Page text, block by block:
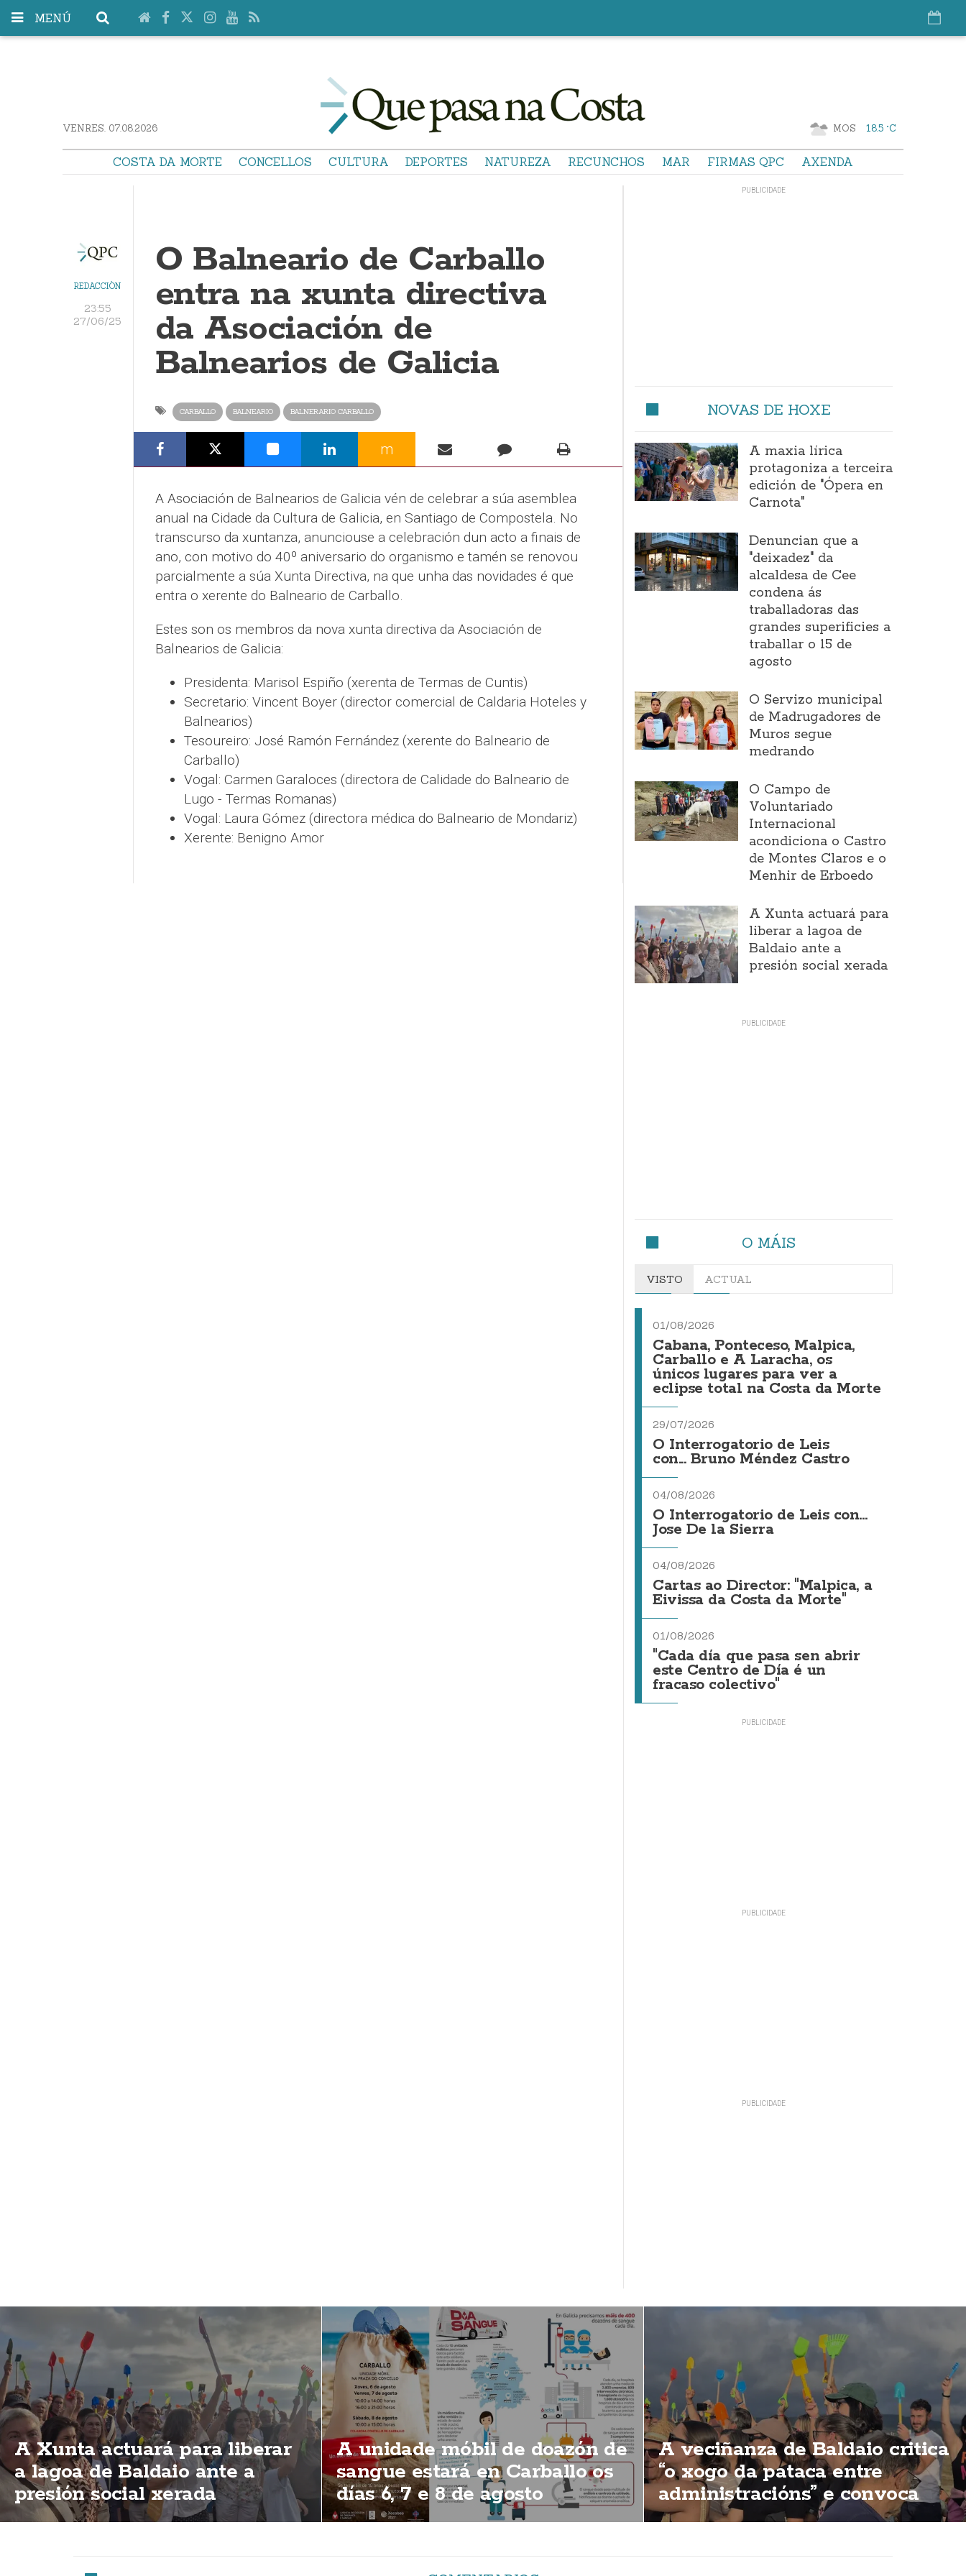
MENÚ
VENRES. 07.08.2026 MOS 18.5 °C
COSTA DA MORTE CONCELLOS CULTURA DEPORTES NATUREZA RECUNCHOS MAR FIRMAS QPC AXENDA
REDACCIÓN
23:55
27/06/25
O Balneario de Carballo
entra na xunta directiva
da Asociación de
Balnearios de Galicia
CARBALLO BALNEARIO BALNERARIO CARBALLO
m
A Asociación de Balnearios de Galicia vén de celebrar a súa asemblea
anual na Cidade da Cultura de Galicia, en Santiago de Compostela. No
transcurso da xuntanza, anunciouse a celebración dun acto a finais de
ano, con motivo do 40º aniversario do organismo e tamén se renovou
parcialmente a súa Xunta Directiva, na que unha das novidades é que
entra o xerente do Balneario de Carballo.
Estes son os membros da nova xunta directiva da Asociación de
Balnearios de Galicia:
Presidenta: Marisol Espiño (xerenta de Termas de Cuntis)
Secretario: Vincent Boyer (director comercial de Caldaria Hoteles y
Balnearios)
Tesoureiro: José Ramón Fernández (xerente do Balneario de
Carballo)
Vogal: Carmen Garaloces (directora de Calidade do Balneario de
Lugo - Termas Romanas)
Vogal: Laura Gómez (directora médica do Balneario de Mondariz)
Xerente: Benigno Amor
NOVAS DE HOXE
A maxia lírica
protagoniza a terceira
edición de "Ópera en
Carnota"
Denuncian que a
"deixadez" da
alcaldesa de Cee
condena ás
traballadoras das
grandes superificies a
traballar o 15 de
agosto
O Servizo municipal
de Madrugadores de
Muros segue
medrando
O Campo de
Voluntariado
Internacional
acondiciona o Castro
de Montes Claros e o
Menhir de Erboedo
A Xunta actuará para
liberar a lagoa de
Baldaio ante a
presión social xerada
O MÁIS
VISTO ACTUAL
01/08/2026
Cabana, Ponteceso, Malpica,
Carballo e A Laracha, os
únicos lugares para ver a
eclipse total na Costa da Morte
29/07/2026
O Interrogatorio de Leis
con... Bruno Méndez Castro
04/08/2026
O Interrogatorio de Leis con...
Jose De la Sierra
04/08/2026
Cartas ao Director: "Malpica, a
Eivissa da Costa da Morte"
01/08/2026
"Cada día que pasa sen abrir
este Centro de Día é un
fracaso colectivo"
A Xunta actuará para liberar
a lagoa de Baldaio ante a
presión social xerada
A unidade móbil de doazón de
sangue estará en Carballo os
días 6, 7 e 8 de agosto
A veciñanza de Baldaio critica
“o xogo da pataca entre
administracións” e convoca
unha nova concentración